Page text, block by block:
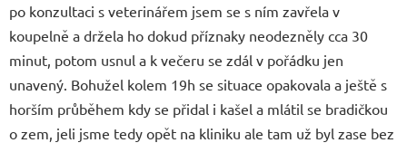
po konzultaci s veterinářem jsem se s ním zavřela v
koupelně a držela ho dokud příznaky neodezněly cca 30
minut, potom usnul a k večeru se zdál v pořádku jen
unavený. Bohužel kolem 19h se situace opakovala a ještě s
horším průběhem kdy se přidal i kašel a mlátil se bradičkou
o zem, jeli jsme tedy opět na kliniku ale tam už byl zase bez